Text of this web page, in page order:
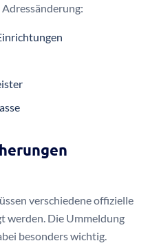
verschiedene offizielle
werden. Die Ummeldung
besonders wichtig.